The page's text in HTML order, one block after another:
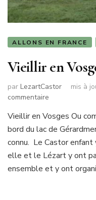
ALLONS EN FRANCE
Vieillir en
par LezartCastor mis à
commentaire
en
Vosges
Vieillir en Vosges Ou
bord du lac de
connu. Le Castor
elle et le Lézart y ont
ensemble et y ont